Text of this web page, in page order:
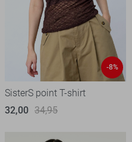
-8%
SisterS point T-shirt
32,00 34,95